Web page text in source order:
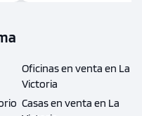
Oficinas en venta en La
Victoria
Casas en venta en La